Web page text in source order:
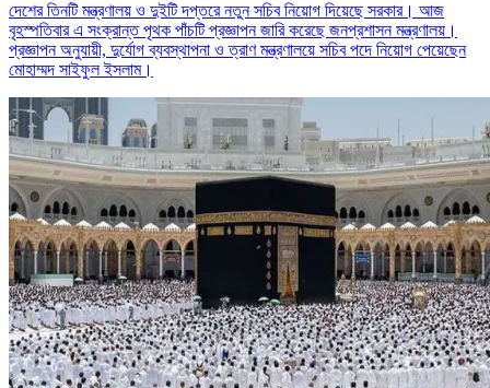
দেশের তিনটি মন্ত্রণালয় ও দুইটি দপ্তরে নতুন সচিব নিয়োগ দিয়েছে সরকার। আজ
বৃহস্পতিবার এ সংক্রান্ত পৃথক পাঁচটি প্রজ্ঞাপন জারি করেছে জনপ্রশাসন মন্ত্রণালয়।
প্রজ্ঞাপন অনুযায়ী, দুর্যোগ ব্যবস্থাপনা ও ত্রাণ মন্ত্রণালয়ে সচিব পদে নিয়োগ পেয়েছেন
মোহাম্মদ সাইফুল ইসলাম।